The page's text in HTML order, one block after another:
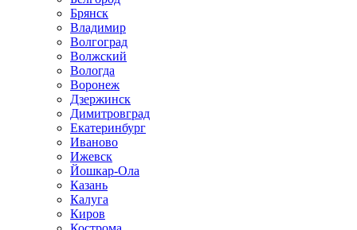
Брянск
Владимир
Волгоград
Волжский
Вологда
Воронеж
Дзержинск
Димитровград
Екатеринбург
Иваново
Ижевск
Йошкар-Ола
Казань
Калуга
Киров